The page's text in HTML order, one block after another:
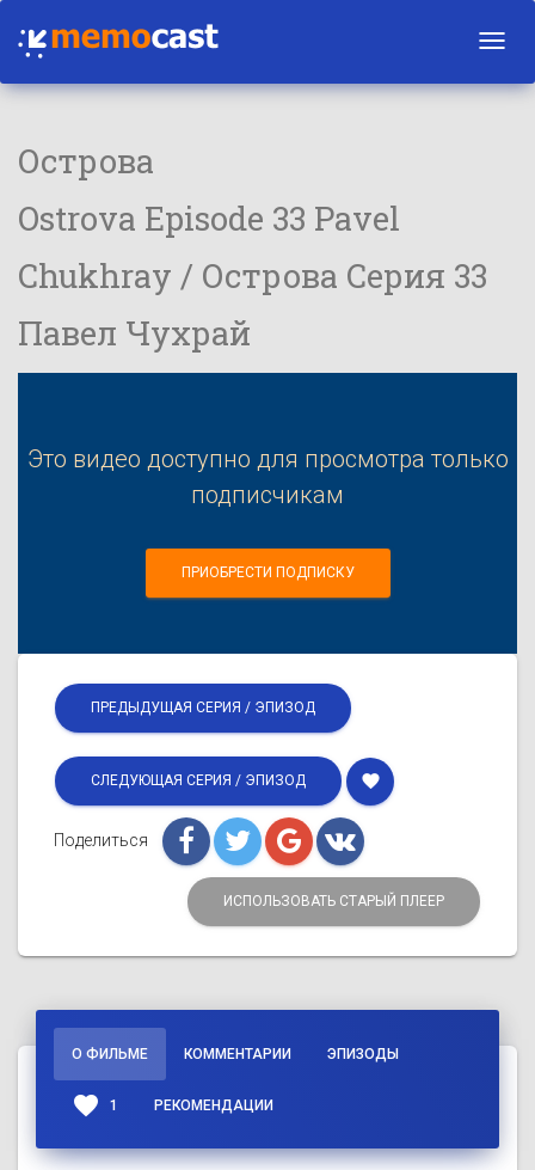
Острова
Ostrova Episode 33 Pavel
Chukhray / Острова Серия 33
Павел Чухрай
Это видео доступно для просмотра только
подписчикам
ПРИОБРЕСТИ ПОДПИСКУ
ПРЕДЫДУЩАЯ СЕРИЯ / ЭПИЗОД
СЛЕДУЮЩАЯ СЕРИЯ / ЭПИЗОД favorite
Поделиться
ИСПОЛЬЗОВАТЬ СТАРЫЙ ПЛЕЕР
О ФИЛЬМЕ КОММЕНТАРИИ ЭПИЗОДЫ
favorite 1 РЕКОМЕНДАЦИИ